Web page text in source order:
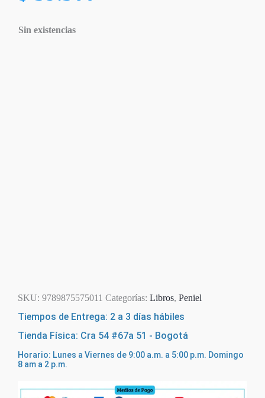
Sin existencias
SKU: 9789875575011 Categorías: Libros, Peniel
Tiempos de Entrega: 2 a 3 días hábiles
Tienda Física: Cra 54 #67a 51 - Bogotá
Horario: Lunes a Viernes de 9:00 a.m. a 5:00 p.m. Domingo
8 am a 2 p.m.